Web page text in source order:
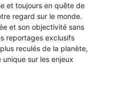
et toujours en quête de
regard sur le monde.
et son objectivité sans
reportages exclusifs
reculés de la planète,
sur les enjeux